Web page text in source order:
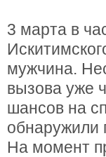
3 марта в
мужчина.
вызова уже
шансов на
обнаружили
На момент